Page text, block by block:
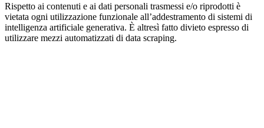
Rispetto ai contenuti e ai dati personali trasmessi e/o riprodotti è
vietata ogni utilizzazione funzionale all’addestramento di sistemi di
intelligenza artificiale generativa. È altresì fatto divieto espresso di
utilizzare mezzi automatizzati di data scraping.